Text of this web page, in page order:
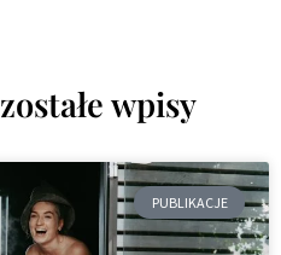
wpisy
PUBLIKACJE